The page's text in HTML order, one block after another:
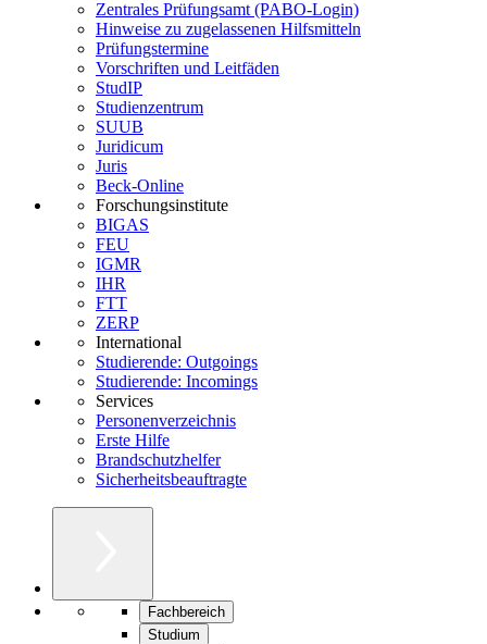
Zentrales Prüfungsamt (PABO-Login)
Hinweise zu zugelassenen Hilfsmitteln
Prüfungstermine
Vorschriften und Leitfäden
StudIP
Studienzentrum
SUUB
Juridicum
Juris
Beck-Online
Forschungsinstitute
BIGAS
FEU
IGMR
IHR
FTT
ZERP
International
Studierende: Outgoings
Studierende: Incomings
Services
Personenverzeichnis
Erste Hilfe
Brandschutzhelfer
Sicherheitsbeauftragte
Fachbereich
Studium